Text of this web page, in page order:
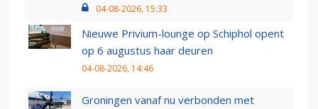
04-08-2026, 15:33
Nieuwe Privium-lounge op Schiphol opent
op 6 augustus haar deuren
04-08-2026, 14:46
Groningen vanaf nu verbonden met